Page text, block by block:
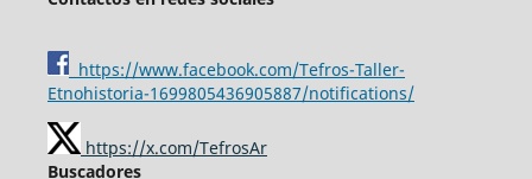
https://www.facebook.com/Tefros-Taller-
Etnohistoria-1699805436905887/notifications/
https://x.com/TefrosAr
Buscadores